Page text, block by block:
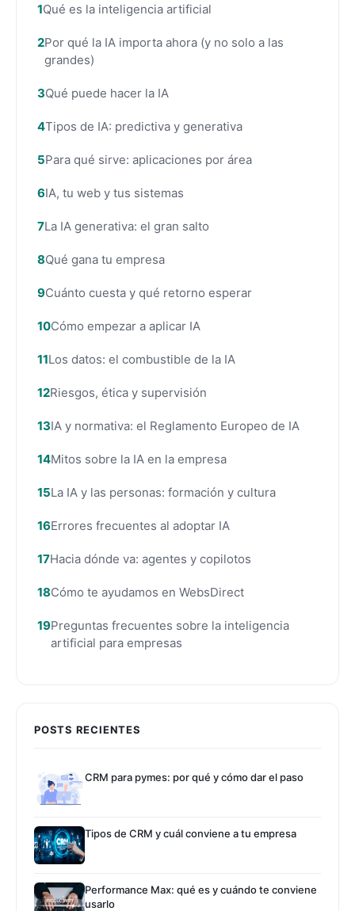
Qué es la inteligencia artificial
Por qué la IA importa ahora (y no solo a las
grandes)
Qué puede hacer la IA
Tipos de IA: predictiva y generativa
Para qué sirve: aplicaciones por área
IA, tu web y tus sistemas
La IA generativa: el gran salto
Qué gana tu empresa
Cuánto cuesta y qué retorno esperar
Cómo empezar a aplicar IA
Los datos: el combustible de la IA
Riesgos, ética y supervisión
IA y normativa: el Reglamento Europeo de IA
Mitos sobre la IA en la empresa
La IA y las personas: formación y cultura
Errores frecuentes al adoptar IA
Hacia dónde va: agentes y copilotos
Cómo te ayudamos en WebsDirect
Preguntas frecuentes sobre la inteligencia
artificial para empresas
POSTS RECIENTES
CRM para pymes: por qué y cómo dar el paso
Tipos de CRM y cuál conviene a tu empresa
Performance Max: qué es y cuándo te conviene
usarlo